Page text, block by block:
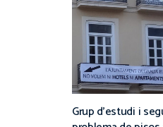
Grup d’estudi i